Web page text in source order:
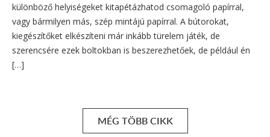
különböző helyiségeket kitapétázhatod csomagoló papírral,
vagy bármilyen más, szép mintájú papírral. A bútorokat,
kiegészítőket elkészíteni már inkább türelem játék, de
szerencsére ezek boltokban is beszerezhetőek, de például én
[…]
MÉG TÖBB CIKK